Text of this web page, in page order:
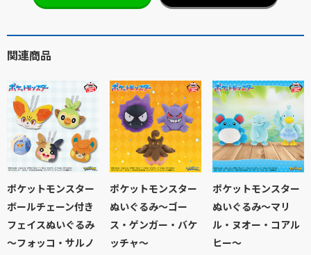
関連商品
ポケットモンスター
ボールチェーン付き
フェイスぬいぐるみ
～フォッコ・サルノ
ポケットモンスター
ぬいぐるみ～ゴー
ス・ゲンガー・バケ
ッチャ～
ポケットモンスター
ぬいぐるみ～マリ
ル・ヌオー・コアル
ヒー～